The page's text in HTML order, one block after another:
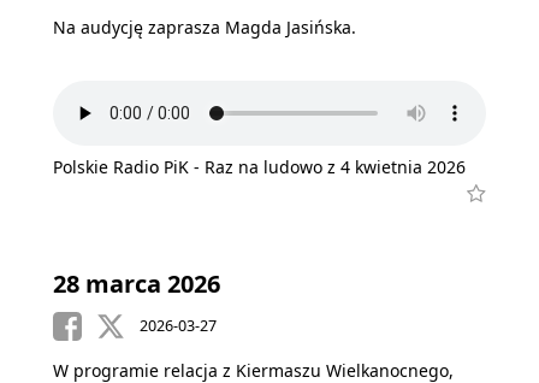
Na audycję zaprasza Magda Jasińska.
Polskie Radio PiK - Raz na ludowo z 4 kwietnia 2026
28 marca 2026
2026-03-27
W programie relacja z Kiermaszu Wielkanocnego,